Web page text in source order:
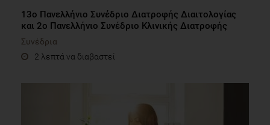
13o Πανελλήνιο Συνέδριο Διατροφής Διαιτολογίας
και 2ο Πανελλήνιο Συνέδριο Κλινικής Διατροφής
Συνέδρια
2 λεπτά να διαβαστεί